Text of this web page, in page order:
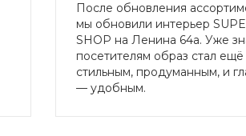
После обновления
мы обновили интерьер
SHOP на Ленина 64а. Уже
посетителям образ стал
стильным, продуманным, и
— удобным.